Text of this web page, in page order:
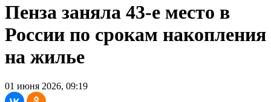
Пенза заняла 43-е место в
России по срокам накопления
на жилье
01 июня 2026, 09:19